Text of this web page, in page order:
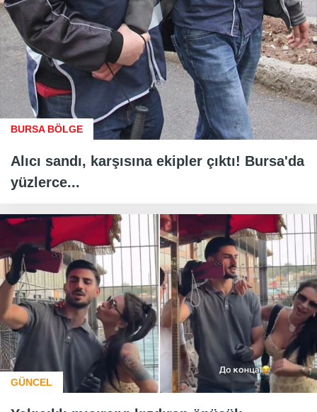
BURSA BÖLGE
Alıcı sandı, karşısına ekipler çıktı! Bursa'da
yüzlerce...
GÜNCEL